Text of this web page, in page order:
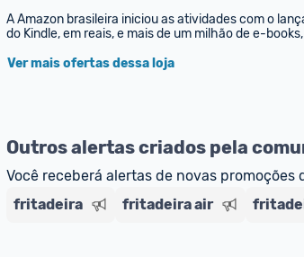
A Amazon brasileira iniciou as atividades com o
do Kindle, em reais, e mais de um milhão de e-
Ver mais ofertas dessa loja
Outros alertas criados pela
Você receberá alertas de novas promoções
fritadeira
fritadeira air